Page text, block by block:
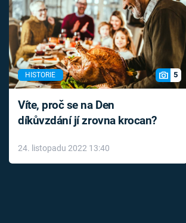
HISTORIE 5
Víte, proč se na Den
díkůvzdání jí zrovna krocan?
24. listopadu 2022 13:40